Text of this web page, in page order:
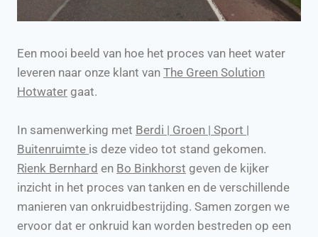
Een mooi beeld van hoe het proces van heet water
leveren naar onze klant van The Green Solution
Hotwater gaat.
In samenwerking met Berdi | Groen | Sport |
Buitenruimte is deze video tot stand gekomen.
Rienk Bernhard en Bo Binkhorst geven de kijker
inzicht in het proces van tanken en de verschillende
manieren van onkruidbestrijding. Samen zorgen we
ervoor dat er onkruid kan worden bestreden op een